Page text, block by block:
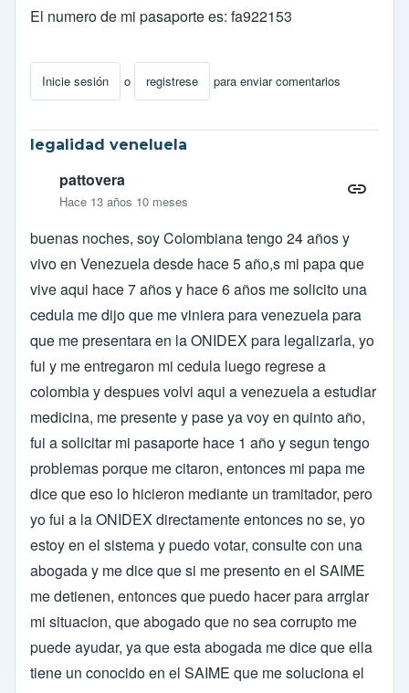
El numero de mi pasaporte es: fa922153
Inicie sesión o registrese para enviar comentarios
legalidad veneluela
pattovera
Hace 13 años 10 meses
buenas noches, soy Colombiana tengo 24 años y
vivo en Venezuela desde hace 5 año,s mi papa que
vive aqui hace 7 años y hace 6 años me solicito una
cedula me dijo que me viniera para venezuela para
que me presentara en la ONIDEX para legalizarla, yo
fui y me entregaron mi cedula luego regrese a
colombia y despues volvi aqui a venezuela a estudiar
medicina, me presente y pase ya voy en quinto año,
fui a solicitar mi pasaporte hace 1 año y segun tengo
problemas porque me citaron, entonces mi papa me
dice que eso lo hicieron mediante un tramitador, pero
yo fui a la ONIDEX directamente entonces no se, yo
estoy en el sistema y puedo votar, consulte con una
abogada y me dice que si me presento en el SAIME
me detienen, entonces que puedo hacer para arrglar
mi situacion, que abogado que no sea corrupto me
puede ayudar, ya que esta abogada me dice que ella
tiene un conocido en el SAIME que me soluciona el